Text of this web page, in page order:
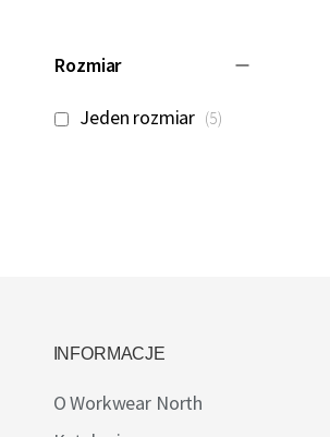
Rozmiar
Jeden rozmiar 5produkty
INFORMACJE
O Workwear North